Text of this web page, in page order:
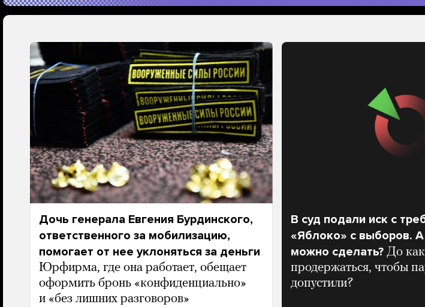
Дочь генерала Евгения Бурдинского,
ответственного за мобилизацию,
помогает от нее уклоняться за деньги
Юрфирма, где она работает, обещает
оформить бронь «конфиденциально»
и «без лишних разговоров»
В суд подали иск с
«Яблоко» с выборов.
можно сделать? До
продержаться, чтобы
допустили?